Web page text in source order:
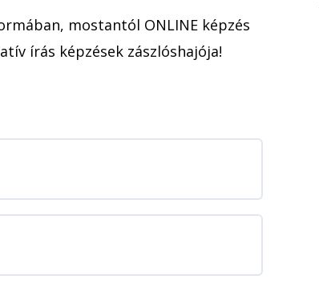
mostantól ONLINE képzés
írás képzések zászlóshajója!